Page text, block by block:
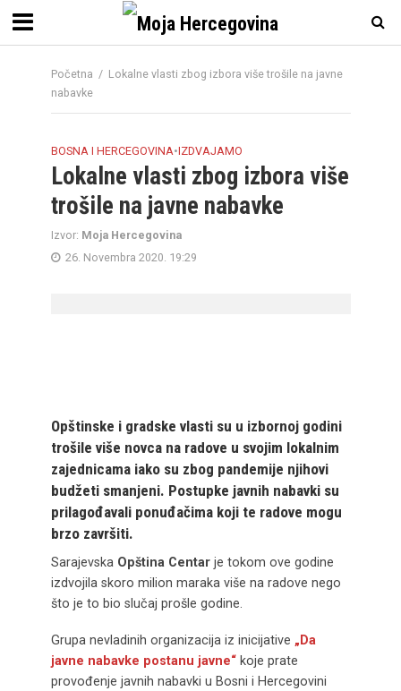
Početna / Lokalne vlasti zbog izbora više trošile na javne
nabavke
BOSNA I HERCEGOVINA•IZDVAJAMO
Lokalne vlasti zbog izbora više
trošile na javne nabavke
Izvor: Moja Hercegovina
26. Novembra 2020. 19:29
Opštinske i gradske vlasti su u izbornoj godini
trošile više novca na radove u svojim lokalnim
zajednicama iako su zbog pandemije njihovi
budžeti smanjeni. Postupke javnih nabavki su
prilagođavali ponuđačima koji te radove mogu
brzo završiti.
Sarajevska Opština Centar je tokom ove godine
izdvojila skoro milion maraka više na radove nego
što je to bio slučaj prošle godine.
Grupa nevladinih organizacija iz inicijative „Da
javne nabavke postanu javne“koje prate
provođenje javnih nabavki u Bosni i Hercegovini